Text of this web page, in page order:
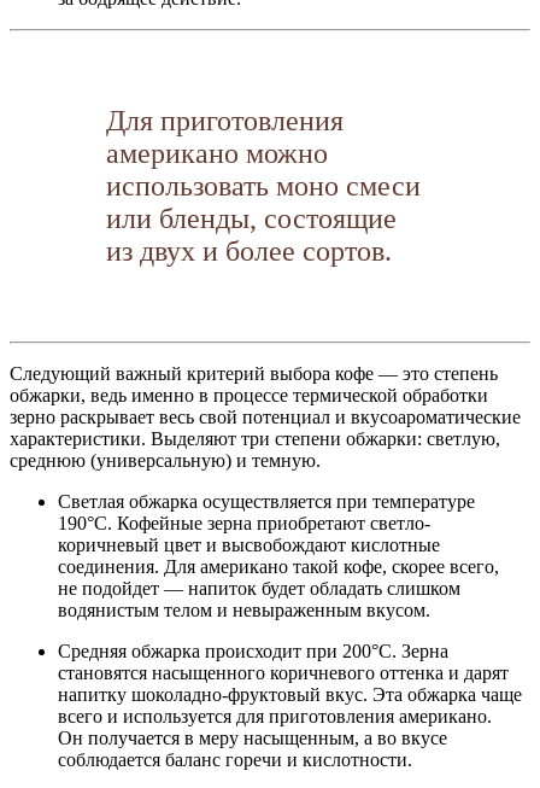
Для приготовления
американо можно
использовать моно смеси
или бленды, состоящие
из двух и более сортов.
Следующий важный критерий выбора кофе — это степень
обжарки, ведь именно в процессе термической обработки
зерно раскрывает весь свой потенциал и вкусоароматические
характеристики. Выделяют три степени обжарки: светлую,
среднюю (универсальную) и темную.
Светлая обжарка осуществляется при температуре
190°С. Кофейные зерна приобретают светло-
коричневый цвет и высвобождают кислотные
соединения. Для американо такой кофе, скорее всего,
не подойдет — напиток будет обладать слишком
водянистым телом и невыраженным вкусом.
Средняя обжарка происходит при 200°С. Зерна
становятся насыщенного коричневого оттенка и дарят
напитку шоколадно-фруктовый вкус. Эта обжарка чаще
всего и используется для приготовления американо.
Он получается в меру насыщенным, а во вкусе
соблюдается баланс горечи и кислотности.